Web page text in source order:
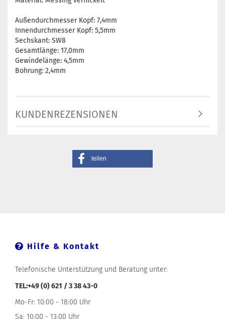
Außendurchmesser Kopf: 7,4mm
Innendurchmesser Kopf: 5,5mm
Sechskant: SW8
Gesamtlänge: 17,0mm
Gewindelänge: 4,5mm
Bohrung: 2,4mm
KUNDENREZENSIONEN
teilen
Hilfe & Kontakt
Telefonische Unterstützung und Beratung unter:
TEL:+49 (0) 621 / 3 38 43-0
Mo-Fr: 10:00 - 18:00 Uhr
Sa: 10:00 - 13:00 Uhr